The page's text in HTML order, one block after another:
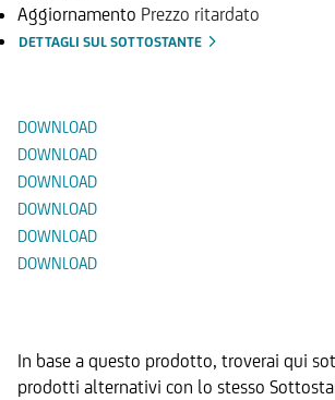
Aggiornamento Prezzo ritardato
DETTAGLI SUL SOTTOSTANTE
DOWNLOAD
DOWNLOAD
DOWNLOAD
DOWNLOAD
DOWNLOAD
DOWNLOAD
In base a questo prodotto, troverai qui
prodotti alternativi con lo stesso